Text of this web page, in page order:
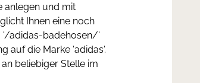
anlegen und mit
Ihnen eine noch
'/adidas-badehosen/'
auf die Marke 'adidas'.
beliebiger Stelle im